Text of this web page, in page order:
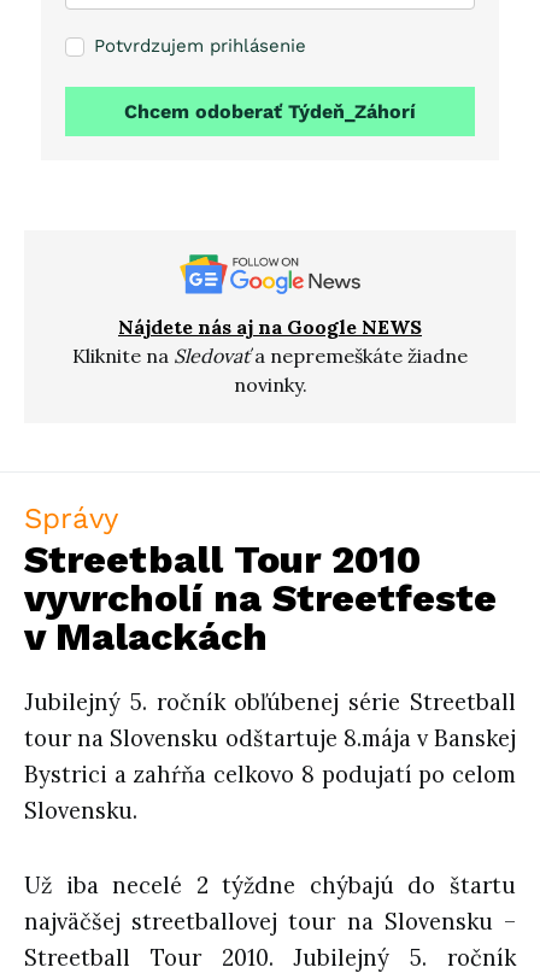
Potvrdzujem prihlásenie
Chcem odoberať Týdeň_Záhorí
Nájdete nás aj na Google NEWS
Kliknite na Sledovaťa nepremeškáte žiadne
novinky.
Správy
Streetball Tour 2010
vyvrcholí na Streetfeste
v Malackách
Jubilejný 5. ročník obľúbenej série Streetball
tour na Slovensku odštartuje 8.mája v Banskej
Bystrici a zahŕňa celkovo 8 podujatí po celom
Slovensku.
Už iba necelé 2 týždne chýbajú do štartu
najväčšej streetballovej tour na Slovensku –
Streetball Tour 2010. Jubilejný 5. ročník